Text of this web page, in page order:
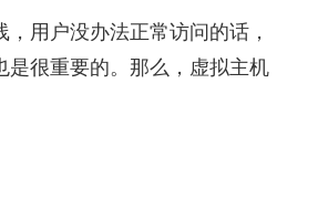
用户没办法正常访问的话，
是很重要的。那么，虚拟主机